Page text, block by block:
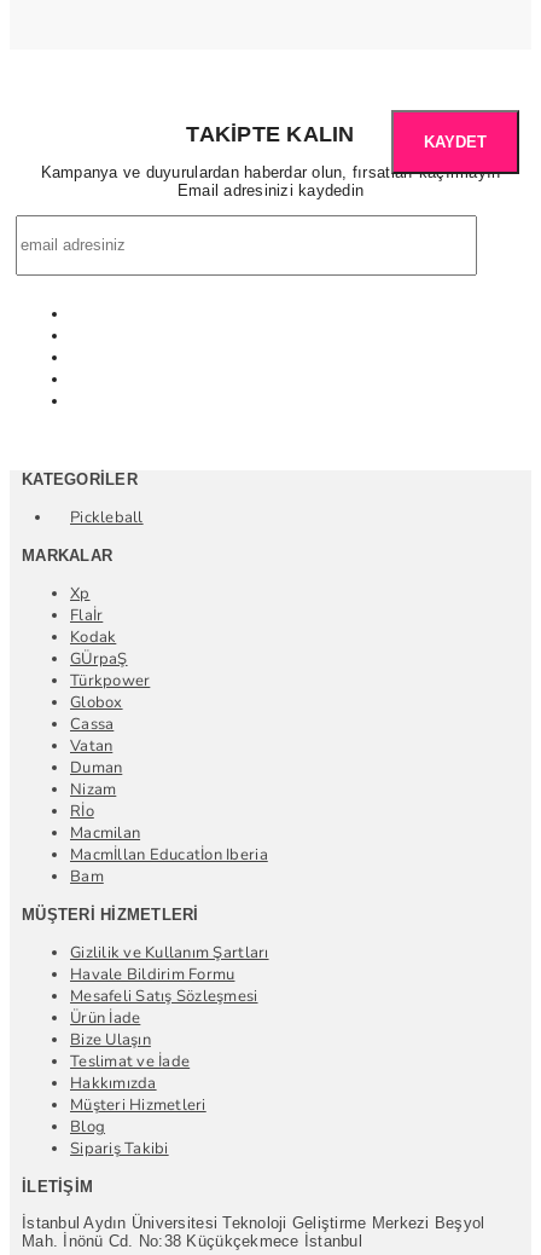
TAKIPTE KALIN
Kampanya ve duyurulardan haberdar olun, fırsatları kaçırmayın
Email adresinizi kaydedin
KAYDET
KATEGORILER
Pickleball
MARKALAR
Xp
Flaİr
Kodak
GÜrpaŞ
Türkpower
Globox
Cassa
Vatan
Duman
Nizam
Rİo
Macmilan
Macmİllan Educatİon Iberia
Bam
MÜŞTERI HIZMETLERI
Gizlilik ve Kullanım Şartları
Havale Bildirim Formu
Mesafeli Satış Sözleşmesi
Ürün İade
Bize Ulaşın
Teslimat ve İade
Hakkımızda
Müşteri Hizmetleri
Blog
Sipariş Takibi
İLETIŞIM
İstanbul Aydın Üniversitesi Teknoloji Geliştirme Merkezi Beşyol
Mah. İnönü Cd. No:38 Küçükçekmece İstanbul